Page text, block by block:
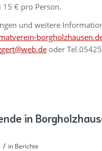
15 € pro Person.
und weitere
oder
in
/ in Berichte